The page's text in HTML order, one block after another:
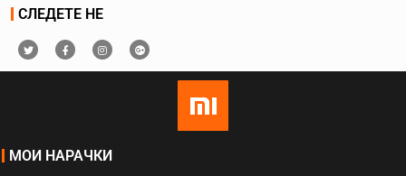
СЛЕДЕТЕ НЕ
МОИ НАРАЧКИ